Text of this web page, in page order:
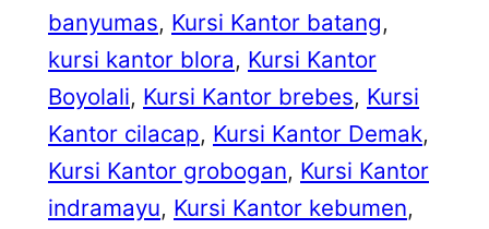
banyumas, Kursi Kantor batang
kursi kantor blora, Kursi Kantor
Boyolali, Kursi Kantor brebes, Kursi
Kantor cilacap, Kursi Kantor Demak
Kursi Kantor grobogan, Kursi Kantor
indramayu, Kursi Kantor kebumen